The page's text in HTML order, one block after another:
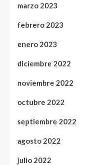
marzo 2023
febrero 2023
enero 2023
diciembre 2022
noviembre 2022
octubre 2022
septiembre 2022
agosto 2022
julio 2022